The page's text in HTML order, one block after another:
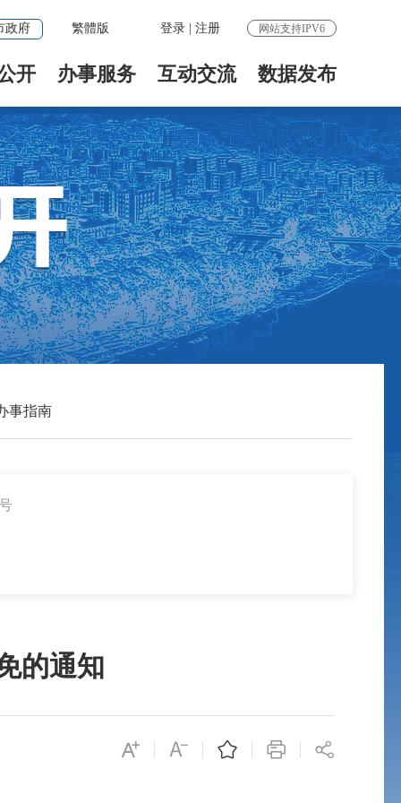
政府 繁體版 登录 注册 网站支持IPV6
开 办事服务 互动交流 数据发布
事指南
的通知